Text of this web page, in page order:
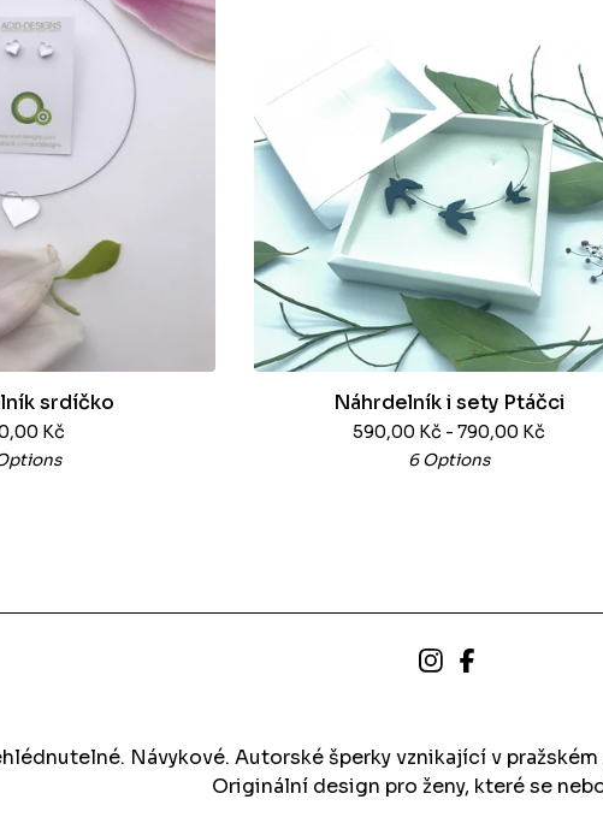
srdíčko
Kč
Náhrdelník i sety Ptáčci
590,00 Kč - 790,00 Kč
6 Options
Návykové. Autorské šperky vznikající v
Originální design pro ženy, které se